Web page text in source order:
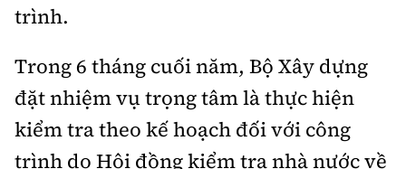
trình.
Trong 6 tháng cuối năm, Bộ Xây dựng
đặt nhiệm vụ trọng tâm là thực hiện
kiểm tra theo kế hoạch đối với công
trình do Hội đồng kiểm tra nhà nước về